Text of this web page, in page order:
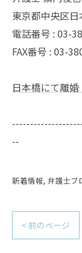
東京都中央区
電話番号 : 03-
FAX番号 : 03-
日本橋にて離
--
新着情報 弁護士ブ
< 前のページ